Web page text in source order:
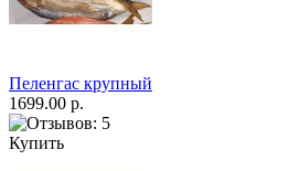
Пеленгас крупный
1699.00 р.
Купить